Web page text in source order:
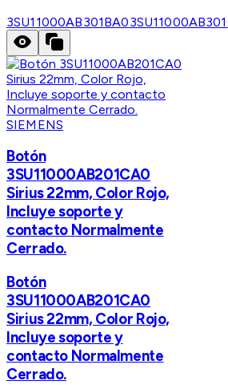
3SU11000AB301BA0
SIEMENS
Botón
3SU11000AB201CA0
Sirius 22mm, Color Rojo,
Incluye soporte y
contacto Normalmente
Cerrado.
Botón
3SU11000AB201CA0
Sirius 22mm, Color Rojo,
Incluye soporte y
contacto Normalmente
Cerrado.